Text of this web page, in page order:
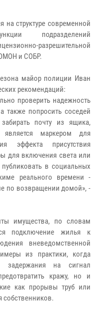
на структуре современной
подразделений
разрешительной
и СОБР.
майор полиции Иван
рекомендаций:
проверить надежность
также попросить соседей
почту из ящика,
маркером для
эффекта присутствия
для включения света или
в социальных
реального времени -
по возвращении домой», -
имущества, по словам
подключение жилья к
вневедомственной
из практики, когда
задержания на сигнал
кражу, но и
как прорывы труб или